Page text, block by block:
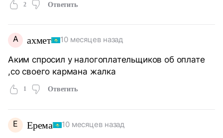
2 Ответить
А ахмет 10 месяцев назад
Аким спросил у налогоплательщиков об оплате
,со своего кармана жалка
1 Ответить
Е Ерема 10 месяцев назад